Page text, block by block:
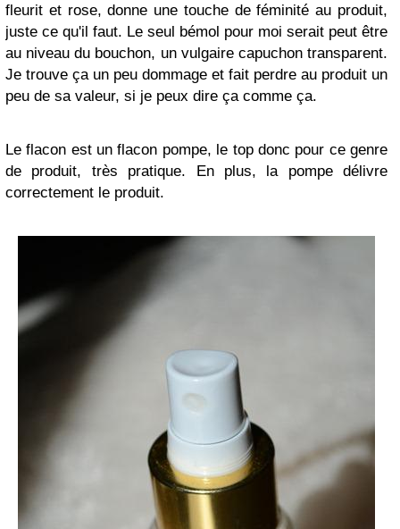
fleurit et rose, donne une touche de féminité au produit,
juste ce qu'il faut. Le seul bémol pour moi serait peut être
au niveau du bouchon, un vulgaire capuchon transparent.
Je trouve ça un peu dommage et fait perdre au produit un
peu de sa valeur, si je peux dire ça comme ça.
Le flacon est un flacon pompe, le top donc pour ce genre
de produit, très pratique. En plus, la pompe délivre
correctement le produit.